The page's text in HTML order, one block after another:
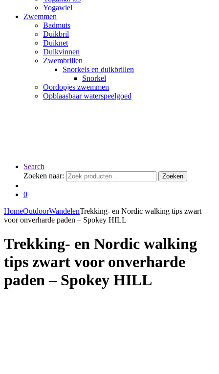
Yogawiel
Zwemmen
Badmuts
Duikbril
Duiknet
Duikvinnen
Zwembrillen
Snorkels en duikbrillen
Snorkel
Oordopjes zwemmen
Opblaasbaar waterspeelgoed
Search
Zoeken naar:
Zoeken
0
HomeOutdoorWandelenTrekking- en Nordic walking tips zwart
voor onverharde paden – Spokey HILL
Trekking- en Nordic walking
tips zwart voor onverharde
paden – Spokey HILL